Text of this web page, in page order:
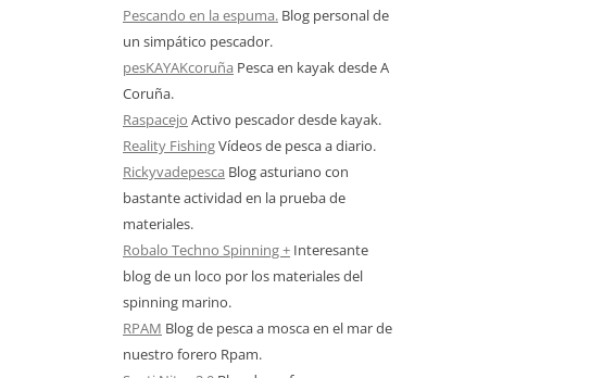
Pescando en la espuma. Blog personal de
un simpático pescador.
pesKAYAKcoruña Pesca en kayak desde A
Coruña.
Raspacejo Activo pescador desde kayak.
Reality FishingVídeos de pesca a diario.
Rickyvadepesca Blog asturiano con
bastante actividad en la prueba de
materiales.
Robalo Techno Spinning + Interesante
blog de un loco por los materiales del
spinning marino.
RPAM Blog de pesca a mosca en el mar de
nuestro forero Rpam.